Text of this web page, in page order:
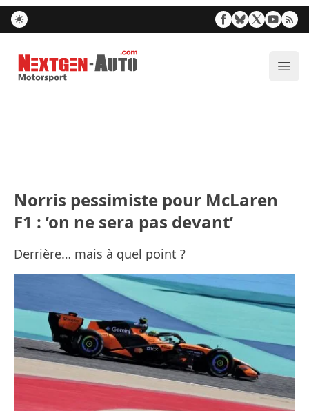
Nextgen-Auto.com
Norris pessimiste pour McLaren
F1 : ’on ne sera pas devant’
Derrière… mais à quel point ?